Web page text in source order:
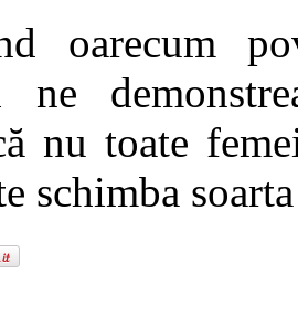
oarecum
ne
nu toate
schimba